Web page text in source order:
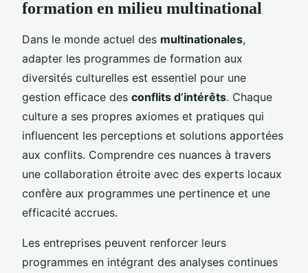
formation en milieu multinational
Dans le monde actuel des multinationales,
adapter les programmes de formation aux
diversités culturelles est essentiel pour une
gestion efficace des conflits d’intérêts. Chaque
culture a ses propres axiomes et pratiques qui
influencent les perceptions et solutions apportées
aux conflits. Comprendre ces nuances à travers
une collaboration étroite avec des experts locaux
confère aux programmes une pertinence et une
efficacité accrues.
Les entreprises peuvent renforcer leurs
programmes en intégrant des analyses continues